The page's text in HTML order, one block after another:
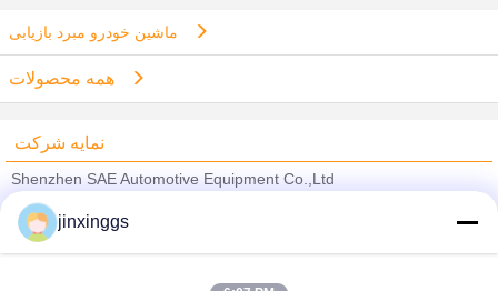
نمایه شرکت
Shenzhen SAE Automotive Equipment Co.,Ltd
تامین کنندگان تایید شده
Trust Seal
jinxinggs